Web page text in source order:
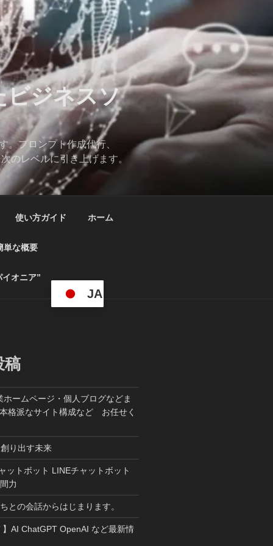
ビジネスソ
。プロンプト作成代行、
のレベルに引き上げます。
使い方ガイド ホーム
単な概要
オニア”
JA
稿
ホームページ・個人ブログなどま
格派なサイト構成など お任せく
り出す未来
ットボット LINEチャットボット
力
の会話からはじまります。
】AI ChatGPT OpenAI など最新情